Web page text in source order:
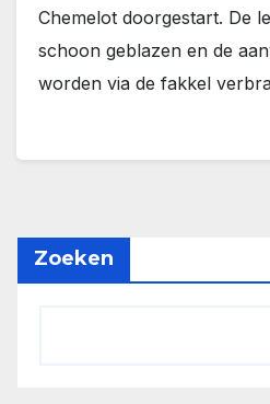
Chemelot doorgestart. De
schoon geblazen en de
worden via de fakkel
Zoeken